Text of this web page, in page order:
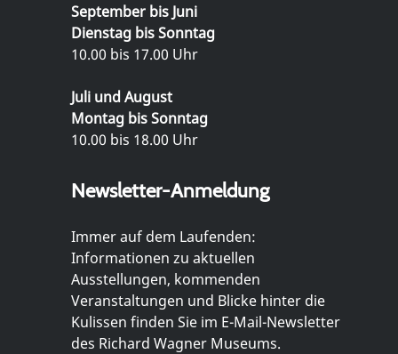
September bis Juni
Dienstag bis Sonntag
10.00 bis 17.00 Uhr
Juli und August
Montag bis Sonntag
10.00 bis 18.00 Uhr
Newsletter-Anmeldung
Immer auf dem Laufenden:
Informationen zu aktuellen
Ausstellungen, kommenden
Veranstaltungen und Blicke hinter die
Kulissen finden Sie im E-Mail-Newsletter
des Richard Wagner Museums.